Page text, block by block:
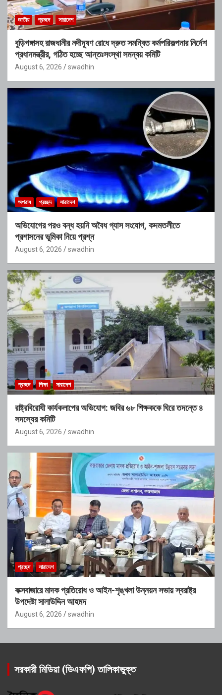
জাতীয় প্রচ্ছদ সারাদেশ
বুড়িগঙ্গাসহ রাজধানীর নদীদূষণ রোধে দ্রুত সমন্বিত কর্মপরিকল্পনার নির্দেশ
প্রধানমন্ত্রীর, গঠিত হচ্ছে আন্তঃসংস্থা সমন্বয় কমিটি
August 6, 2026 swadhin
অপরাধ প্রচ্ছদ সারাদেশ
অভিযোগের পরও বন্ধ হয়নি অবৈধ গ্যাস সংযোগ, কদমতলীতে
প্রশাসনের ভূমিকা নিয়ে প্রশ্ন
August 6, 2026 swadhin
প্রচ্ছদ শিক্ষা সারাদেশ
রাষ্ট্রবিরোধী কার্যকলাপের অভিযোগ: জবির ৬৮ শিক্ষককে ঘিরে তদন্তে ৪
সদস্যের কমিটি
August 6, 2026 swadhin
প্রচ্ছদ সারাদেশ
কক্সবাজারে মাদক প্রতিরোধ ও আইন-শৃঙ্খলা উন্নয়ন সভায় স্বরাষ্ট্র
উপদেষ্টা সালাউদ্দিন আহমদ
August 6, 2026 swadhin
সরকারী মিডিয়া (ডিএফপি) তালিকাভুক্ত